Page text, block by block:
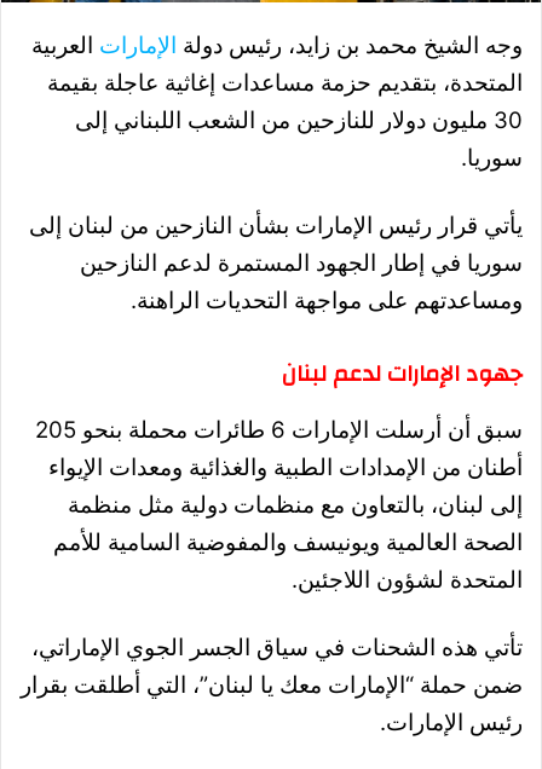
وجه الشيخ محمد بن زايد، رئيس دولة الإمارات العربية
المتحدة، بتقديم حزمة مساعدات إغاثية عاجلة بقيمة
30 مليون دولار للنازحين من الشعب اللبناني إلى
سوريا.
يأتي قرار رئيس الإمارات بشأن النازحين من لبنان إلى
سوريا في إطار الجهود المستمرة لدعم النازحين
ومساعدتهم على مواجهة التحديات الراهنة.
جهود الإمارات لدعم لبنان
سبق أن أرسلت الإمارات 6 طائرات محملة بنحو 205
أطنان من الإمدادات الطبية والغذائية ومعدات الإيواء
إلى لبنان، بالتعاون مع منظمات دولية مثل منظمة
الصحة العالمية ويونيسف والمفوضية السامية للأمم
المتحدة لشؤون اللاجئين.
تأتي هذه الشحنات في سياق الجسر الجوي الإماراتي،
ضمن حملة “الإمارات معك يا لبنان”، التي أطلقت بقرار
رئيس الإمارات.